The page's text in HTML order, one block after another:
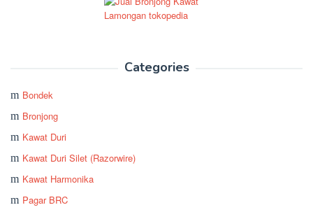
Categories
Bondek
Bronjong
Kawat Duri
Kawat Duri Silet (Razorwire)
Kawat Harmonika
Pagar BRC